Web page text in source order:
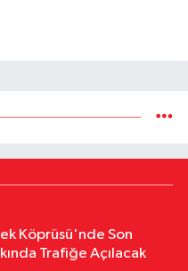
Köprüsü'nde Son
Trafiğe Açılacak